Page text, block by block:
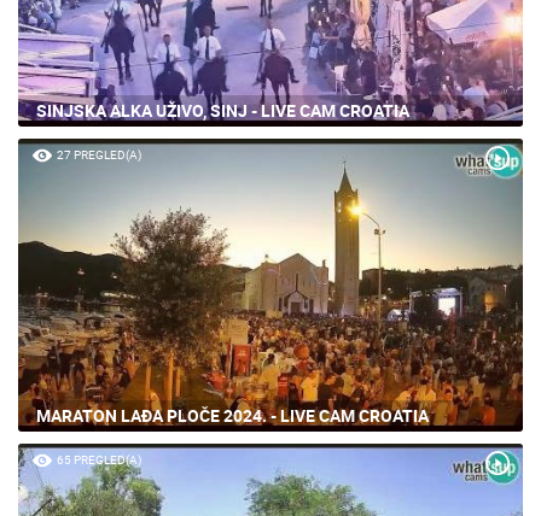
SINJSKA ALKA UŽIVO, SINJ - LIVE CAM CROATIA
27 PREGLED(A)
MARATON LAĐA PLOČE 2024. - LIVE CAM CROATIA
65 PREGLED(A)